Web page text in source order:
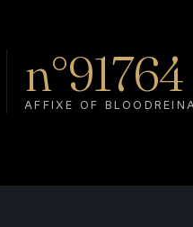
n°91764
AFFIXE OF